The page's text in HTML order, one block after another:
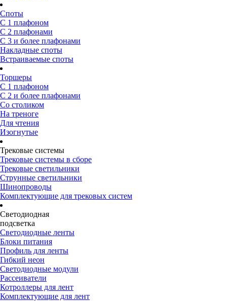
Споты
С 1 плафоном
С 2 плафонами
С 3 и более плафонами
Накладные споты
Встраиваемые споты
Торшеры
С 1 плафоном
С 2 и более плафонами
Со столиком
На треноге
Для чтения
Изогнутые
Трековые системы
Трековые системы в сборе
Трековые светильники
Струнные светильники
Шинопроводы
Комплектующие для трековых систем
Светодиодная
подсветка
Светодиодные ленты
Блоки питания
Профиль для ленты
Гибкий неон
Светодиодные модули
Рассеиватели
Котроллеры для лент
Комплектующие для лент